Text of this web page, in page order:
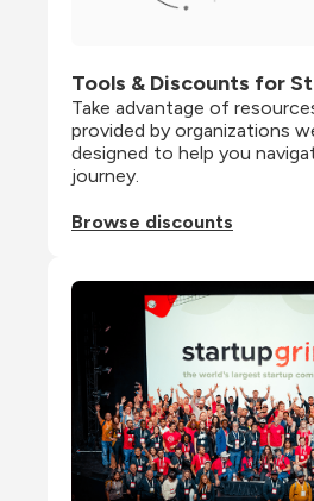
Tools & Discounts for
Take advantage of
provided by organizations
designed to help you
journey.
Browse discounts